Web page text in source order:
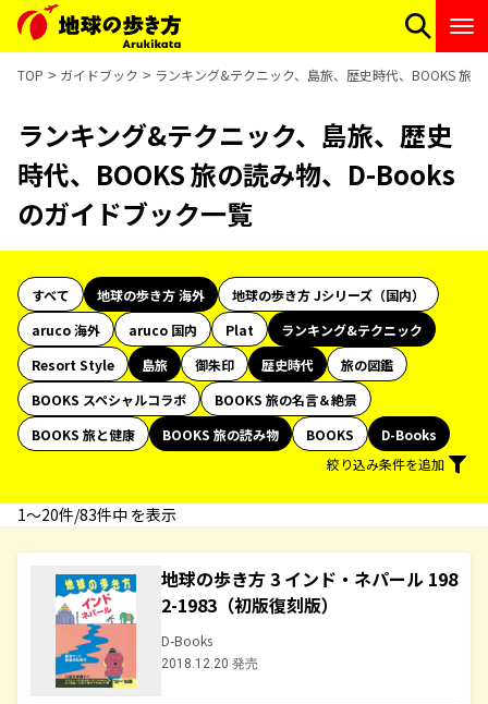
TOP ガイドブック ランキング&テクニック、島旅、歴史時代、BOOKS 旅
ランキング&テクニック、島旅、歴史
時代、BOOKS 旅の読み物、D-Books
のガイドブック一覧
すべて 地球の歩き方 海外
地球の歩き方 Jシリーズ（国内）
aruco 海外
aruco 国内 Plat
ランキング&テクニック
Resort Style
島旅 御朱印 歴史時代
旅の図鑑
BOOKS スペシャルコラボ
BOOKS 旅の名言＆絶景
BOOKS 旅と健康
BOOKS 旅の読み物 BOOKS
D-Books
絞り込み条件を追加
1〜20件/83件中 を表示
地球の歩き方 3 インド・ネパール 198
2-1983（初版復刻版）
D-Books
2018.12.20 発売